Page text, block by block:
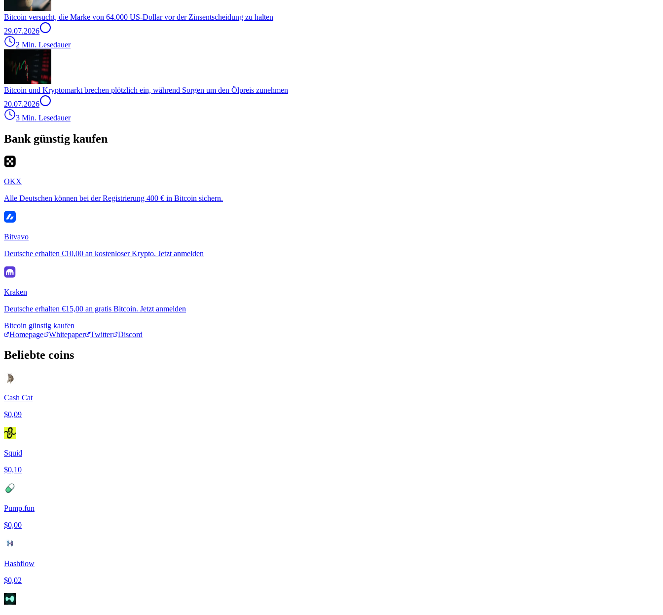
Bitcoin versucht, die Marke von 64.000 US-Dollar vor der Zinsentscheidung zu halten
29.07.2026
2 Min. Lesedauer
Bitcoin und Kryptomarkt brechen plötzlich ein, während Sorgen um den Ölpreis zunehmen
20.07.2026
3 Min. Lesedauer
Bank günstig kaufen
OKX
Alle Deutschen können bei der Registrierung 400 € in Bitcoin sichern.
Bitvavo
Deutsche erhalten €10,00 an kostenloser Krypto. Jetzt anmelden
Kraken
Deutsche erhalten €15,00 an gratis Bitcoin. Jetzt anmelden
Bitcoin günstig kaufen
Homepage
Whitepaper Twitter Discord
Beliebte coins
Cash Cat
$0,09
Squid
$0,10
Pump.fun
$0,00
Hashflow
$0,02